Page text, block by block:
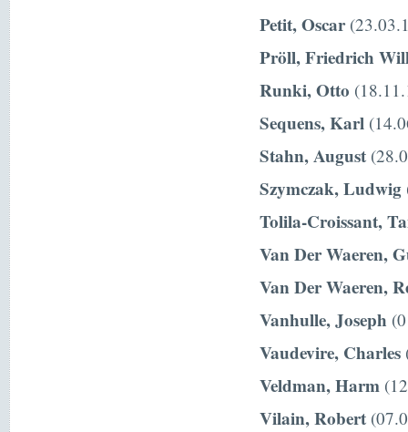
Petit, Oscar
Pröll, Friedrich
Runki, Otto
Sequens, Karl
Stahn, August
Szymczak, Ludwig
Tolila-Croissant,
Van Der Waeren,
Van Der Waeren,
Vanhulle, Joseph
Vaudevire, Charles
Veldman, Harm
Vilain, Robert